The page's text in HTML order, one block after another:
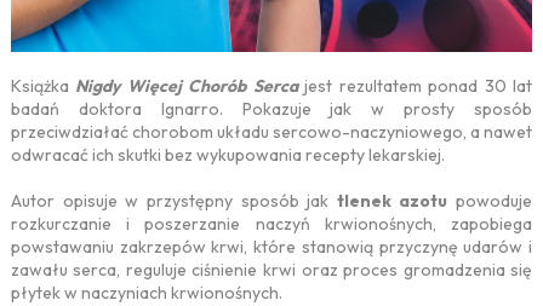
Książka Nigdy Więcej Chorób Sercajest rezultatem ponad 30 lat
badań doktora Ignarro. Pokazuje jak w prosty sposób
przeciwdziałać chorobom układu sercowo-naczyniowego, a nawet
odwracać ich skutki bez wykupowania recepty lekarskiej.
Autor opisuje w przystępny sposób jak tlenek azotu powoduje
rozkurczanie i poszerzanie naczyń krwionośnych, zapobiega
powstawaniu zakrzepów krwi, które stanowią przyczynę udarów i
zawału serca, reguluje ciśnienie krwi oraz proces gromadzenia się
płytek w naczyniach krwionośnych.